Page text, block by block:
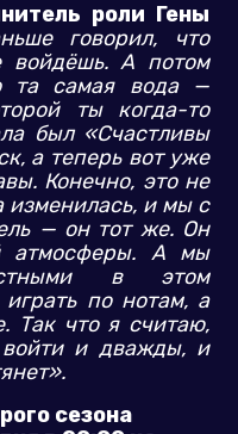
роли Гены
говорил, что
А потом
та самая вода —
ты когда-то
был «Счастливы
а теперь вот уже
Конечно, это не
изменилась, и мы с
— он тот же. Он
атмосферы. А мы
в этом
по нотам, а
Так что я считаю,
и дважды, и
сезона